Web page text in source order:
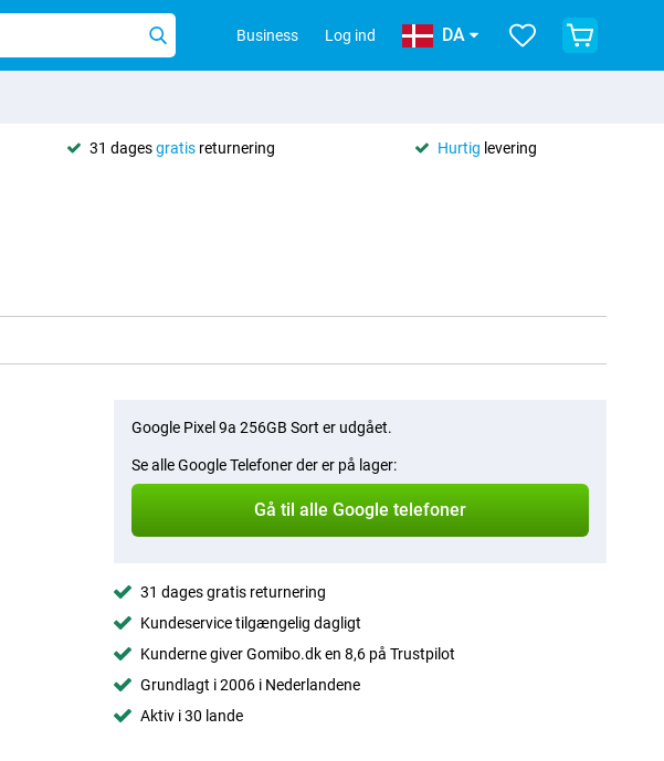
Business Log ind DA
31 dagesgratis returnering Hurtig levering
Google Pixel 9a 256GB Sort er udgået.
Se alle Google Telefoner der er på lager:
Gå til alle Google telefoner
31 dages gratis returnering
Kundeservice tilgængelig dagligt
Kunderne giver Gomibo.dk en 8,6 på Trustpilot
Grundlagt i 2006 i Nederlandene
Aktiv i 30 lande